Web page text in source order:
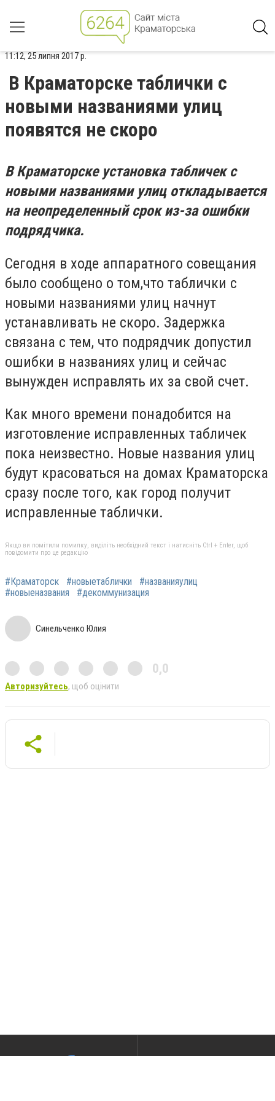
11:12, 25 липня 2017 р.
В Краматорске таблички с
новыми названиями улиц
появятся не скоро
В Краматорске установка табличек с
новыми названиями улиц откладывается
на неопределенный срок из-за ошибки
подрядчика.
Сегодня в ходе аппаратного совещания
было сообщено о том,что таблички с
новыми названиями улиц начнут
устанавливать не скоро. Задержка
связана с тем, что подрядчик допустил
ошибки в названиях улиц и сейчас
вынужден исправлять их за свой счет.
Как много времени понадобится на
изготовление исправленных табличек
пока неизвестно. Новые названия улиц
будут красоваться на домах Краматорска
сразу после того, как город получит
исправленные таблички.
Якщо ви помітили помилку, виділіть необхідний текст і натисніть Ctrl + Enter, щоб
повідомити про це редакцію
#Краматорск #новыетаблички
#названияулиц
#новыеназвания
#декоммунизация
Синельченко Юлия
0,0
Авторизуйтесь, щоб оцінити